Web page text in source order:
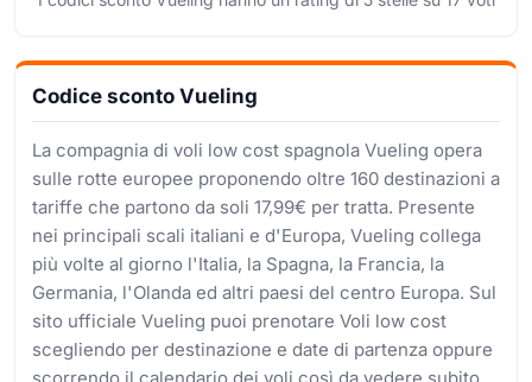
Codice sconto Vueling
La compagnia di voli low cost spagnola Vueling opera
sulle rotte europee proponendo oltre 160 destinazioni a
tariffe che partono da soli 17,99€ per tratta. Presente
nei principali scali italiani e d'Europa, Vueling collega
più volte al giorno l'Italia, la Spagna, la Francia, la
Germania, l'Olanda ed altri paesi del centro Europa. Sul
sito ufficiale Vueling puoi prenotare Voli low cost
scegliendo per destinazione e date di partenza oppure